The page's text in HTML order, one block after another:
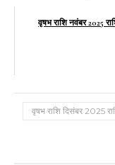
वृषभ राशि नवंबर 2025
वृषभ राशि दिसंबर 2025